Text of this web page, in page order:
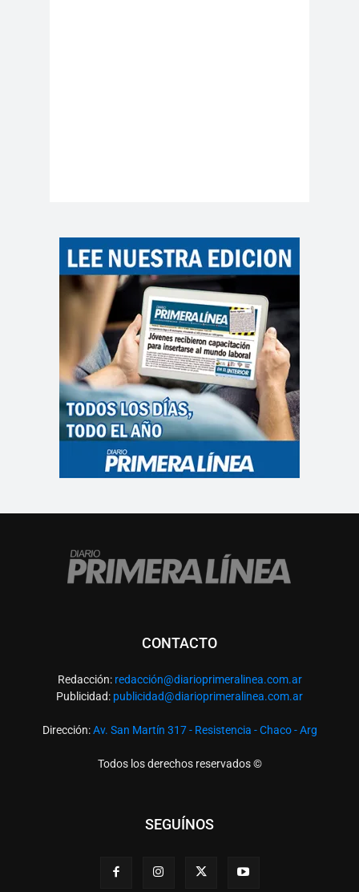
CONTACTO
Redacción: redacción@diarioprimeralinea.com.ar
Publicidad: publicidad@diarioprimeralinea.com.ar
Dirección:Av. San Martín 317 - Resistencia - Chaco - Arg
Todos los derechos reservados ©
SEGUÍNOS